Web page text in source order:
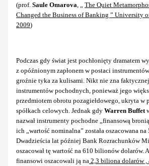
(prof. Saule Omarova
The Quiet
Changed the Business of Banking ” University
2009)
Podczas gdy świat jest pochłonięty dramatem
z opóźnionym zapłonem w postaci
groźnie tyka za kulisami. Nikt nie zna
instrumentów pochodnych, ponieważ jego
przedmiotem obrotu pozagiełdowego, ukryta w
spółkach celowych. Jednak gdy Warren Buffet
nazwał instrumenty pochodne „finansową
ich „wartość nominalna” została oszacowana
Dwadzieścia lat później Bank Rozrachunków
oszacował tę wartość na 610 bilionów dolarów.
finansowi oszacowali ją na 2,3 biliona dolarów ,